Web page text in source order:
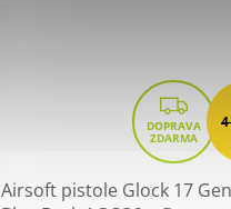
Z
D
A
R
Airsoft pistole Glock 17